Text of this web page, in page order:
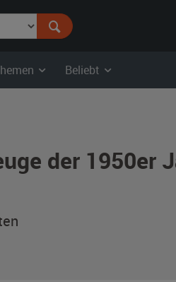
Beliebt
der 1950er